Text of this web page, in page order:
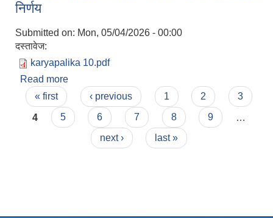
निर्णय
Submitted on: Mon, 05/04/2026 - 00:00
दस्तावेज:
karyapalika 10.pdf
Read more
निर्णय
Pages
« first ‹ previous 1 2
3
4
5 6 7 8 9
next ›
last »